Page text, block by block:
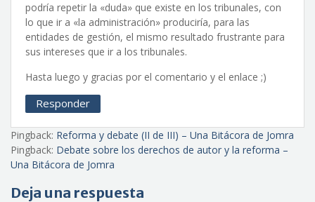
podría repetir la «duda» que existe en los tribunales, con
lo que ir a «la administración» produciría, para las
entidades de gestión, el mismo resultado frustrante para
sus intereses que ir a los tribunales.
Hasta luego y gracias por el comentario y el enlace ;)
Responder
Pingback: Reforma y debate (II de III) – Una Bitácora de Jomra
Pingback: Debate sobre los derechos de autor y la reforma –
Una Bitácora de Jomra
Deja una respuesta